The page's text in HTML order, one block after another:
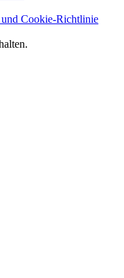
und Cookie-Richtlinie